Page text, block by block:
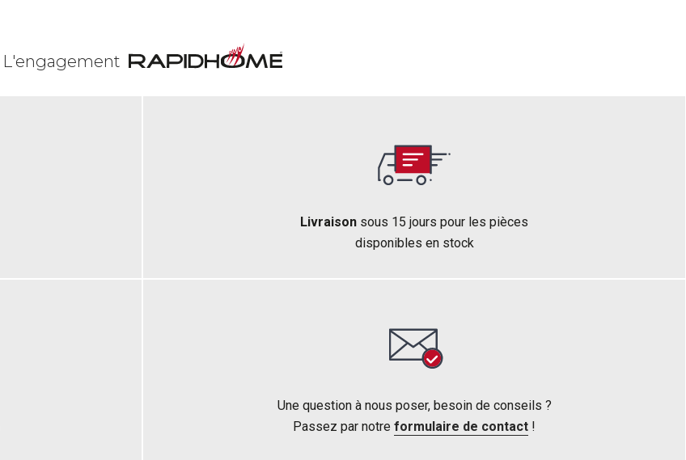
L'engagement
Livraison sous 15 jours pour les pièces
disponibles en stock
Une question à nous poser, besoin de conseils ?
Passez par notre formulaire de contact !